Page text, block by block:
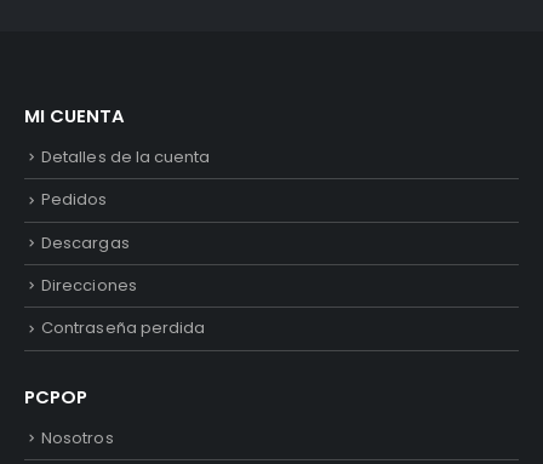
MI CUENTA
Detalles de la cuenta
Pedidos
Descargas
Direcciones
Contraseña perdida
PCPOP
Nosotros